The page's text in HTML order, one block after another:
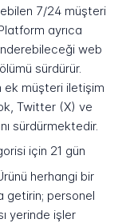
7/24 müşteri
ayrıca
web
sürdürür.
ek müşteri iletişim
Twitter (X) ve
sürdürmektedir.
için 21 gün
herhangi bir
getirin; personel
yerinde işler